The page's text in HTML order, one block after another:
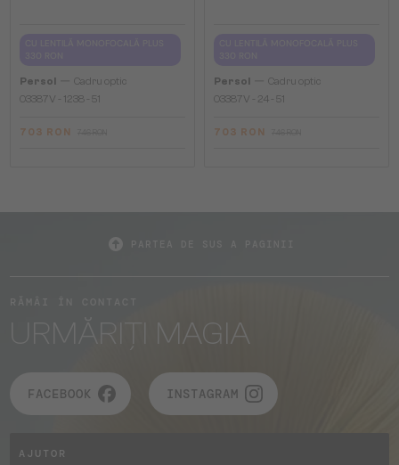
Persol
Cadru optic
O3387V - 1238 - 51
703 RON
Persol
Cadru optic
O3387V - 24 - 51
703 RON
URMĂRIȚI MAGIA
FACEBOOK INSTAGRAM
AJUTOR